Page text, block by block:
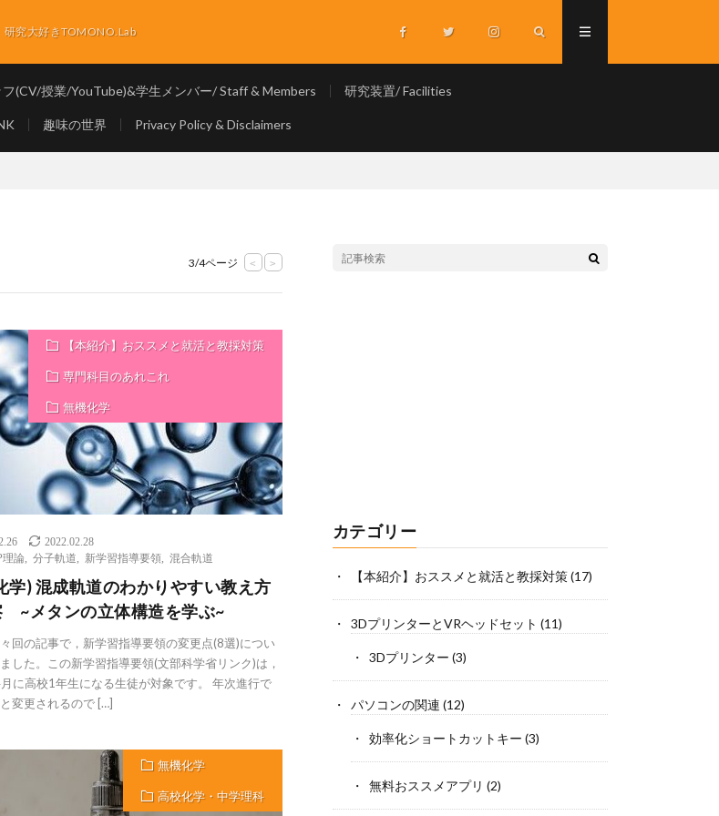
究大好きTOMONO.Lab
フ(CV/授業/YouTube)&学生メンバー/ Staff & Members 研究装置/ Facilities
趣味の世界 Privacy Policy & Disclaimers
3/4ページ < >
【本紹介】おススメと就活と教採対策
専門科目のあれこれ
無機化学
2022.02.28
理論 ,分子軌道 新学習指導要領 ,混合軌道
学) 混成軌道のわかりやすい教え方
~メタンの立体構造を学ぶ~
回の記事で，新学習指導要領の変更点(8選)につい
した。この新学習指導要領(文部科学省リンク)は，
に高校1年生になる生徒が対象です。 年次進行で
変更されるので […]
無機化学
高校化学・中学理科
カテゴリー
【本紹介】おススメと就活と教採対策(17)
3DプリンターとVRヘッドセット (11)
3Dプリンター (3)
パソコンの関連 (12)
効率化ショートカットキー (3)
無料おススメアプリ (2)